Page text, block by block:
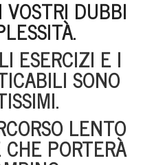
DUBBI
ESERCIZI E I
SONO
LENTO
PORTERÀ